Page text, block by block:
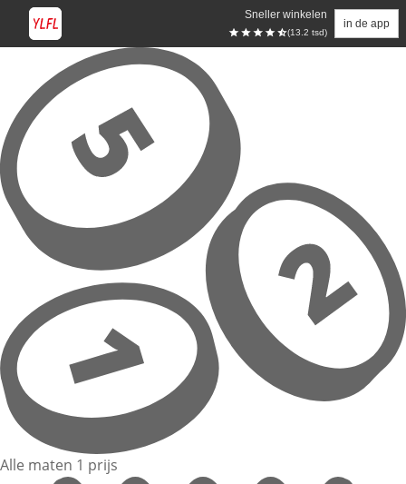
Sneller winkelen
(13.2 tsd)
in de app
Overslaan naar hoofdinhoud
Alle maten 1 prijs